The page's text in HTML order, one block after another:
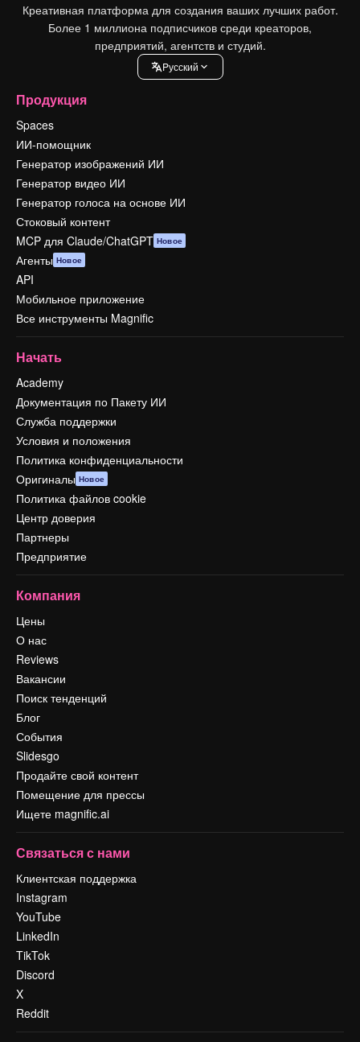
Креативная платформа для создания ваших лучших работ.
Более 1 миллиона подписчиков среди креаторов,
предприятий, агентств и студий.
Pусский
Продукция
Spaces
ИИ-помощник
Генератор изображений ИИ
Генератор видео ИИ
Генератор голоса на основе ИИ
Стоковый контент
MCP для Claude/ChatGPT Новое
Агенты Новое
API
Мобильное приложение
Все инструменты Magnific
Начать
Academy
Документация по Пакету ИИ
Служба поддержки
Условия и положения
Политика конфиденциальности
Оригиналы Новое
Политика файлов cookie
Центр доверия
Партнеры
Предприятие
Компания
Цены
О нас
Reviews
Вакансии
Поиск тенденций
Блог
События
Slidesgo
Продайте свой контент
Помещение для прессы
Ищете magnific.ai
Связаться с нами
Клиентская поддержка
Instagram
YouTube
LinkedIn
TikTok
Discord
X
Reddit